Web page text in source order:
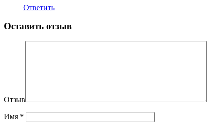
Ответить
Оставить отзыв
Отзыв
Имя *